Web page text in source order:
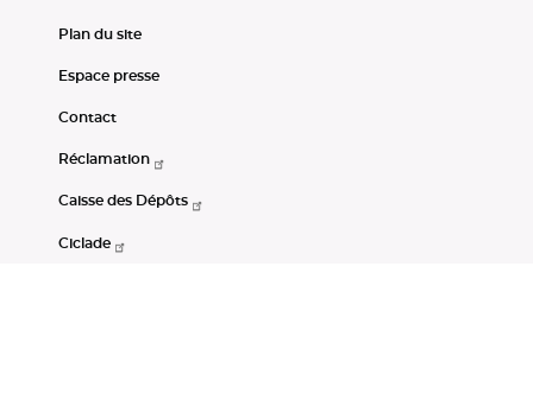
Plan du site
Espace presse
Contact
Réclamation
Caisse des Dépôts
Ciclade